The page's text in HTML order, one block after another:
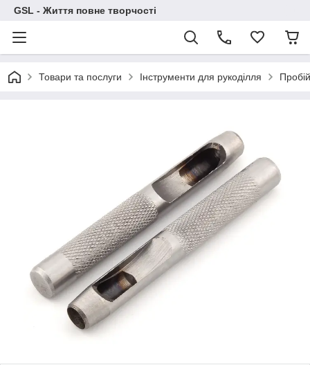
GSL - Життя повне творчості
Товари та послуги Інструменти для рукоділля